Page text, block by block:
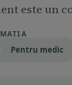
este un
Pentru medic